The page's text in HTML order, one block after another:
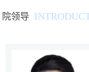
院领导